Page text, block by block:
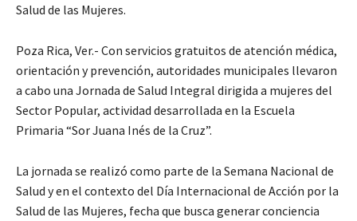
Salud de las Mujeres.
Poza Rica, Ver.- Con servicios gratuitos de atención médica,
orientación y prevención, autoridades municipales llevaron
a cabo una Jornada de Salud Integral dirigida a mujeres del
Sector Popular, actividad desarrollada en la Escuela
Primaria “Sor Juana Inés de la Cruz”.
La jornada se realizó como parte de la Semana Nacional de
Salud y en el contexto del Día Internacional de Acción por la
Salud de las Mujeres, fecha que busca generar conciencia